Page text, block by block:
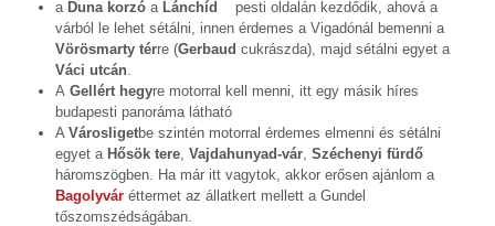
a Duna korzó a Lánchíd
pesti oldalán kezdődik, ahová a
várból le lehet sétálni, innen érdemes a Vigadónál bemenni a
Vörösmarty térre (Gerbaud cukrászda), majd sétálni egyet a
Váci utcán
A Gellért hegyre motorral kell menni, itt egy másik híres
budapesti panoráma látható
A Városligetbe szintén motorral érdemes elmenni és sétálni
egyet a Hősök tere Vajdahunyad-vár Széchenyi fürdő
háromszögben. Ha már itt vagytok, akkor erősen ajánlom a
Bagolyvár éttermet az állatkert mellett a Gundel
tőszomszédságában.